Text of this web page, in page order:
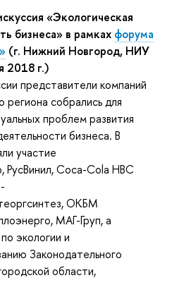
«Экологическая
бизнеса» в рамках форума
(г. Нижний Новгород, НИУ
2018 г.)
представители компаний
региона собрались для
проблем развития
бизнеса. В
участие
РусВинил, Coca-Cola HBC
ОКБМ
МАГ-Груп, а
экологии и
Законодательного
области,